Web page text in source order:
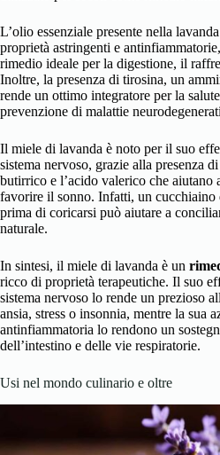
L’olio essenziale presente nella
proprietà astringenti e
rimedio ideale per la digestione, il
Inoltre, la presenza di tirosina, un
rende un ottimo integratore per la
prevenzione di malattie
Il miele di lavanda è noto per il suo
sistema nervoso, grazie alla presenza
butirrico e l’acido valerico che aiutano
favorire il sonno. Infatti, un cucchiaino
prima di coricarsi può aiutare a
naturale.
In sintesi, il miele di lavanda è un
ricco di proprietà terapeutiche. Il suo
sistema nervoso lo rende un prezioso
ansia, stress o insonnia, mentre la sua
antinfiammatoria lo rendono un
dell’intestino e delle vie respiratorie.
Usi nel mondo culinario e oltre